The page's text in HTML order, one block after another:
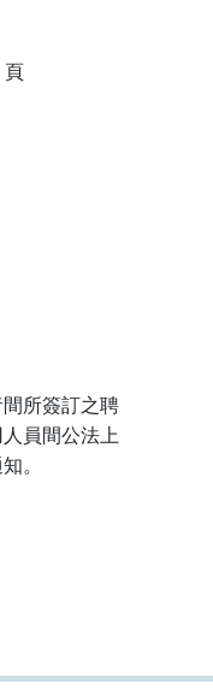
頁
所簽訂之聘
員間公法上
。